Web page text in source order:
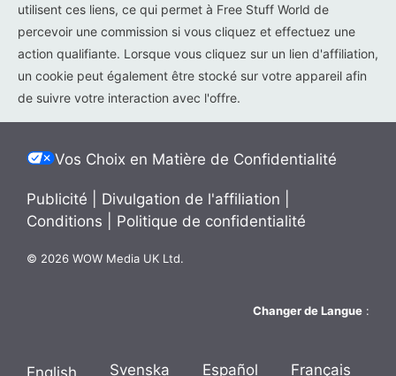
utilisent ces liens, ce qui permet à Free Stuff World de
percevoir une commission si vous cliquez et effectuez une
action qualifiante. Lorsque vous cliquez sur un lien d'affiliation,
un cookie peut également être stocké sur votre appareil afin
de suivre votre interaction avec l'offre.
Vos Choix en Matière de Confidentialité
Publicité Divulgation de l'affiliation
Conditions
Politique de confidentialité
© 2026 WOW Media UK Ltd.
Changer de Langue :
English Svenska Español Français